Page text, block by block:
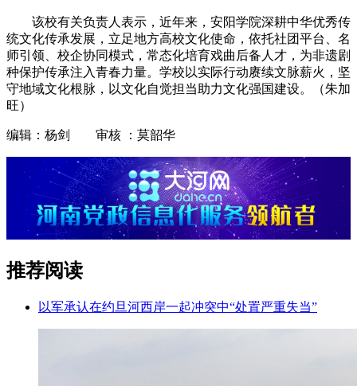
该校有关负责人表示，近年来，安阳学院深耕中华优秀传
统文化传承发展，立足地方高校文化使命，依托社团平台、名
师引领、校企协同模式，常态化培育戏曲后备人才，为非遗剧
种保护传承注入青春力量。学校以实际行动赓续文脉薪火，坚
守地域文化根脉，以文化自觉担当助力文化强国建设。（朱加
旺）
编辑：杨剑 审核 ：莫韶华
推荐阅读
以军承认在约旦河西岸一起冲突中“处置严重失当”